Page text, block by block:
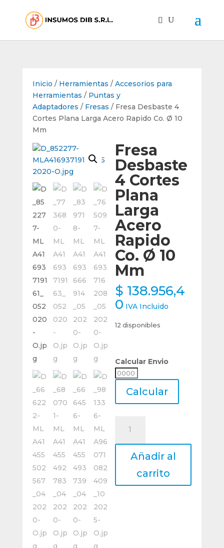
Inicio / Herramientas / Accesorios para
Herramientas / Puntas y
Adaptadores / Fresas / Fresa Desbaste 4
Cortes Plana Larga Acero Rapido Co. Ø 10
Mm
Fresa
Desbaste
4 Cortes
Plana
Larga
Acero
Rapido
Co. Ø 10
Mm
$ 138.956,4
0 IVA Incluido
12 disponibles
Calcular Envio
Calcular
Calcular
Desbaste
4
CortesAñadir al
carrito